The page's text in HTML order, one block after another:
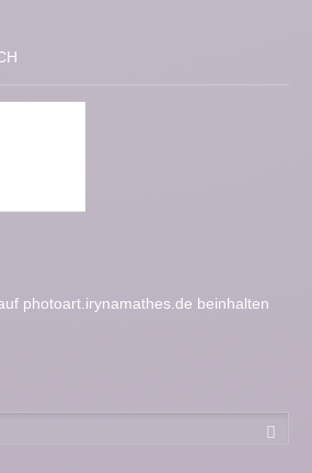
photoart.irynamathes.de beinhalten